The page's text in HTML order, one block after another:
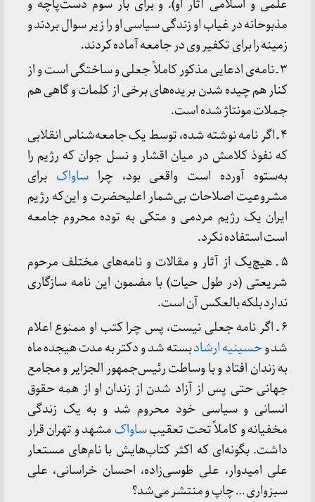
علمی و اسلامی آثار او). و برای بار سوم دست‌پاچه و
مذبوحانه در غیاب او زندگی سیاسی او را زیر سوال بردند و
زمینه را برای تکفیر وی در جامعه آماده کردند.
۳ ـ نامه‌ی ادعایی مذکور کاملاً جعلی و ساختگی است و از
کنار هم چیده شدن بریده‌های برخی از کلمات و گاهی هم
جملات مونتاژ شده است.
۴ ـ اگر نامه نوشته شده، توسط یک جامعه‌شناس انقلابی
که نفوذ کلامش در میان اقشار و نسل جوان که رژیم را
به‌ستوه آورده است واقعی بود، چراساواک برای
مشروعیت اصلاحات بی‌شمار اعلیحضرت و این‌که رژیم
ایران یک رژیم مردمی و متکی به توده محروم جامعه
است استفاده نکرد.
۵ ـ هیچ‌یک از آثار و مقالات و نامه‌های مختلف مرحوم
شریعتی (در طول حیات) با مضمون این نامه سازگاری
ندارد بلکه بالعکس آن است.
۶ ـ اگر نامه جعلی نیست، پس چرا کتب او ممنوع اعلام
شد وحسینیه ارشادبسته شد و دکتر به مدت هیجده ماه
به زندان افتاد و با وساطت رئیس‌جمهور الجزایر و مجامع
جهانی حتی پس از آزاد شدن از زندان او از همه حقوق
انسانی و سیاسی خود محروم شد و به یک زندگی
مخفیانه و کاملاً تحت تعقیبساواک مشهد و تهران قرار
داشت. بگونه‌ای که اکثر کتاب‌هایش با نام‌های مستعار
علی امیدوار، علی طوسی‌زاده، احسان خراسانی، علی
سبزواری … چاپ و منتشر می‌شد؟